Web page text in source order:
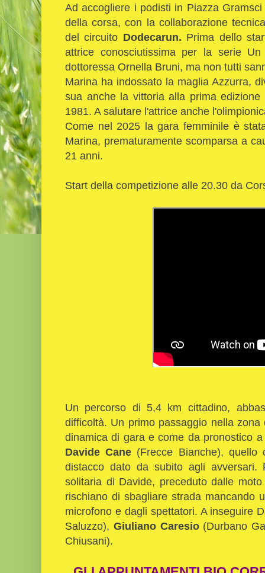
Ad accogliere i podisti in Piazza
della corsa, con la collaborazione
del circuito Dodecarun. Prima dello
attrice conosciutissima per la serie
dottoressa Ornella Bruni, ma non tutti
Marina ha indossato la maglia Azzurra,
sua anche la vittoria alla prima
1981. A salutare l'attrice anche
Come nel 2025 la gara femminile è
Marina, prematuramente scomparsa a
21 anni.
Start della competizione alle 20.30 da
Un percorso di 5,4 km cittadino,
difficoltà. Un primo passaggio nella
dinamica di gara e come da pronostico
Davide Cane (Frecce Bianche),
distacco dato da subito agli
solitaria di Davide, preceduto dalle
rischiano di sbagliare strada mancando
microfono e dagli spettatori. A inseguire
Saluzzo), Giuliano Caresio (Durbano
Chiusani).